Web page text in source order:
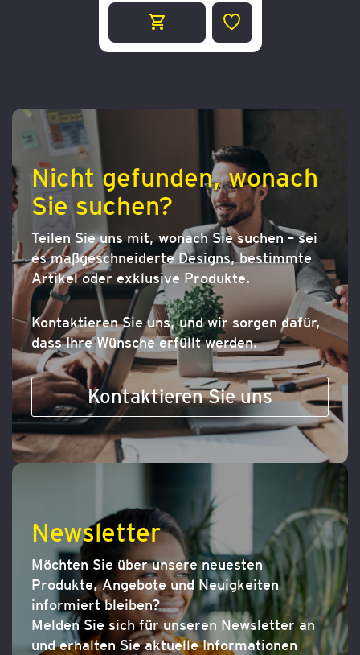
ZUR
Nicht gefunden, wonach
Sie suchen?
Teilen Sie uns mit, wonach Sie suchen – sei
es maßgeschneiderte Designs, bestimmte
Artikel oder exklusive Produkte.
Kontaktieren Sie uns, und wir sorgen dafür,
dass Ihre Wünsche erfüllt werden.
Kontaktieren Sie uns
Newsletter
Möchten Sie über unsere neuesten
Produkte, Angebote und Neuigkeiten
informiert bleiben?
Melden Sie sich für unseren Newsletter an
und erhalten Sie aktuelle Informationen